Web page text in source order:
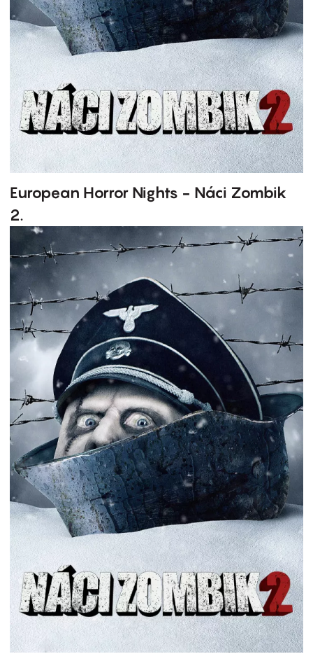
European Horror Nights - Náci Zombik
2.